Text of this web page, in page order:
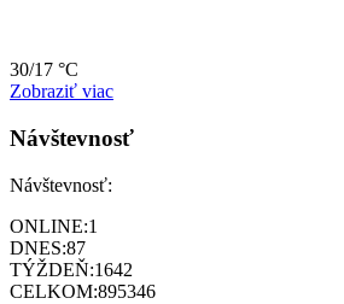
30/17 °C
Zobraziť viac
Návštevnosť
Návštevnosť:
ONLINE:1
DNES:87
TÝŽDEŇ:1642
CELKOM:895346